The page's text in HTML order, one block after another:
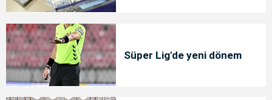
Süper Lig'de yeni dönem